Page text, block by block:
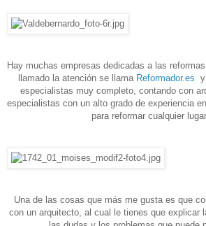
Hay muchas empresas dedicadas a las
llamado la atención se llama Reformador.es
especialistas muy completo, contando con
especialistas con un alto grado de experiencia
para reformar cualquier
Una de las cosas que más me gusta es que
con un arquitecto, al cual le tienes que explicar